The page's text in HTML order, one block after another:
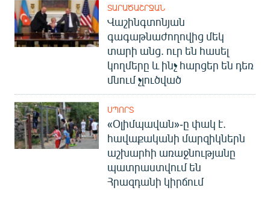
ՏԱՐԱԾԱՇՐՋԱՆ
Վաշինգտոնյան
գագաթնաժողովից մեկ
տարի անց. ուր են հասել
կողմերը և ինչ հարցեր են դեռ
մնում չլուծված
ՍՊՈՐՏ
«Օլիմպավան»-ը փակ է.
հավաքականի մարզիկներն
աշխարհի առաջնությանը
պատրաստվում են
Հրազդանի կիրճում